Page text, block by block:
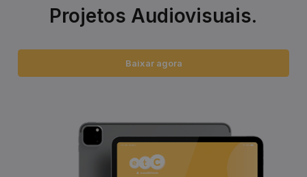
Projetos Audiovisuais.
Baixar agora